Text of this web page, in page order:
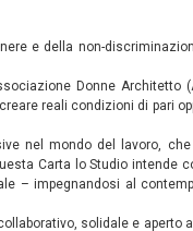
e della non-
Donne Architetto
reali condizioni di pari
nel mondo del lavoro, che
Carta lo Studio intende
– impegnandosi al
solidale e aperto